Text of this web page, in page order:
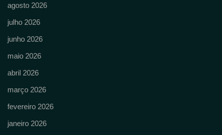
agosto 2026
julho 2026
junho 2026
maio 2026
abril 2026
março 2026
fevereiro 2026
janeiro 2026